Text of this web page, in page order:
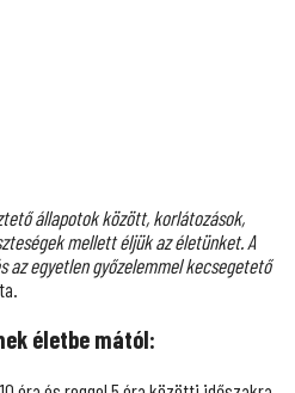
állapotok között, korlátozások,
mellett éljük az életünket. A
az egyetlen győzelemmel kecsegetető
életbe mától: